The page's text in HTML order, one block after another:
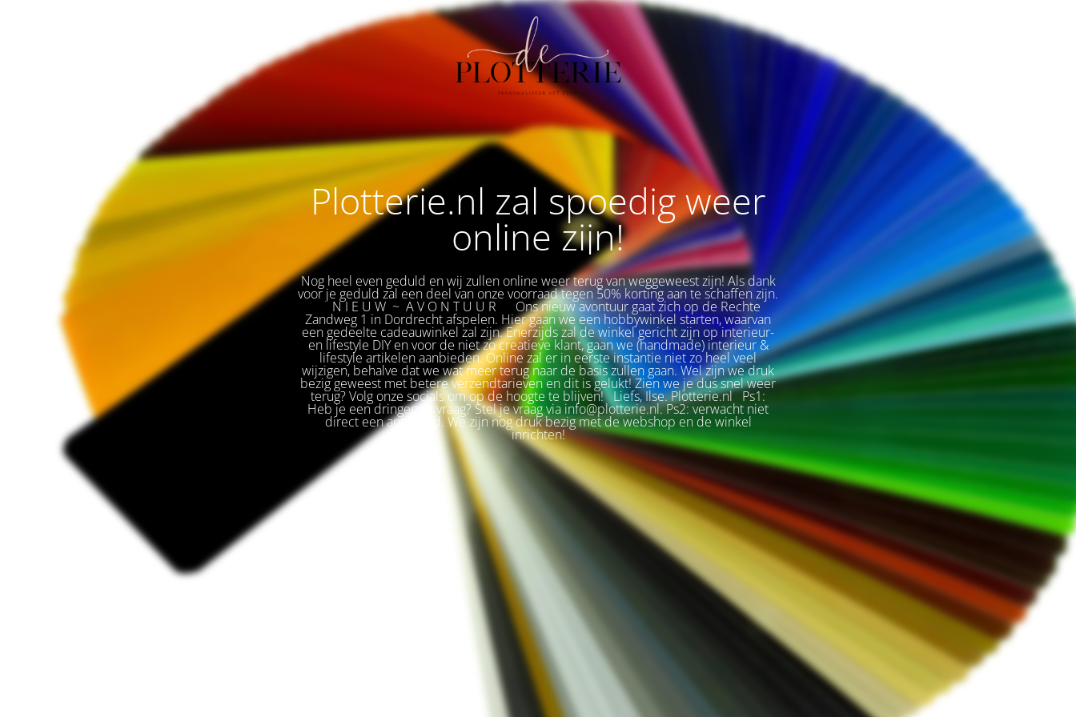
Plotterie.nl zal spoedig weer
online zijn!
Nog heel even geduld en wij zullen online weer terug van weggeweest zijn! Als dank
voor je geduld zal een deel van onze voorraad tegen 50% korting aan te schaffen zijn.
🌟 N I E U W ~ A V O N T U U R Ons nieuw avontuur gaat zich op de Rechte
Zandweg 1 in Dordrecht afspelen. Hier gaan we een hobbywinkel starten, waarvan
een gedeelte cadeauwinkel zal zijn. Enerzijds zal de winkel gericht zijn op interieur-
en lifestyle DIY en voor de niet zo creatieve klant, gaan we (handmade) interieur &
lifestyle artikelen aanbieden. Online zal er in eerste instantie niet zo heel veel
wijzigen, behalve dat we wat meer terug naar de basis zullen gaan. Wel zijn we druk
bezig geweest met betere verzendtarieven en dit is gelukt! Zien we je dus snel weer
terug? Volg onze socials om op de hoogte te blijven! Liefs, Ilse. Plotterie.nl Ps1:
Heb je een dringende vraag? Stel je vraag via info@plotterie.nl. Ps2: verwacht niet
direct een antwoord. We zijn nog druk bezig met de webshop en de winkel
inrichten!